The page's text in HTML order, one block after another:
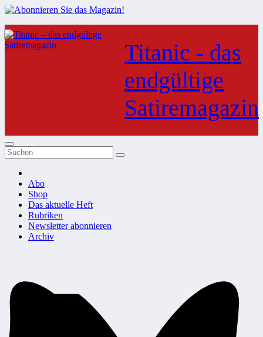
Zum
Inhalt
springen
Titanic - das
endgültige
Satiremagazin
Abo
Shop
Das aktuelle Heft
Rubriken
Newsletter abonnieren
Archiv